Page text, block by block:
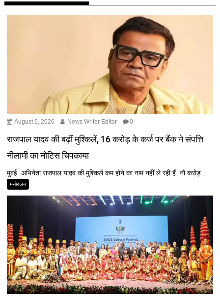
August 6, 2026 News Writer Editor 0
राजपाल यादव की बढ़ीं मुश्किलें, ₹16 करोड़ के कर्ज पर बैंक ने संपत्ति
नीलामी का नोटिस चिपकाया
मुंबई अभिनेता राजपाल यादव की मुश्किलें कम होने का नाम नहीं ले रही हैं. नौ करोड़...
मनोरंजन